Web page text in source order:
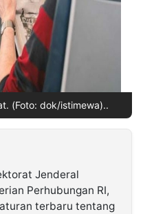
(Foto: dok/istimewa)..
Jenderal
Perhubungan RI,
terbaru tentang